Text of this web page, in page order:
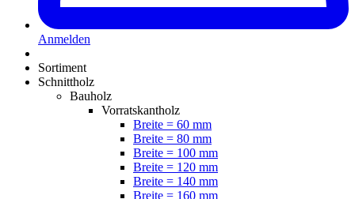
Anmelden
Sortiment
Schnittholz
Bauholz
Vorratskantholz
Breite = 60 mm
Breite = 80 mm
Breite = 100 mm
Breite = 120 mm
Breite = 140 mm
Breite = 160 mm